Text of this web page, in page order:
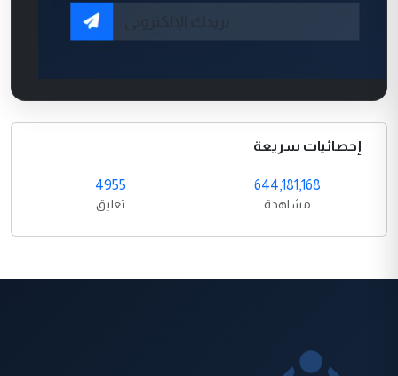
إحصائيات سريعة
644,181,168
مشاهدة
4955
تعليق